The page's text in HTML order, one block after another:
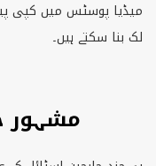
میڈیا پوسٹس میں کپی
لک بنا سکتے ہیں۔
مشہور